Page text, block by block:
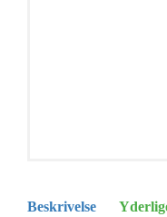
Beskrivelse